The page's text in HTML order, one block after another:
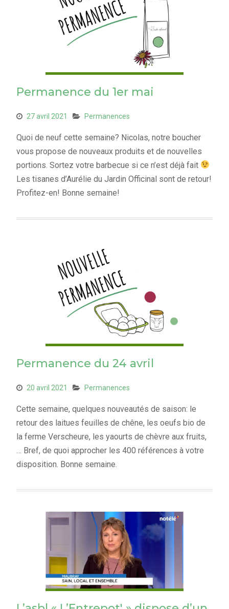
Permanence du 1er mai
27 avril 2021 Permanences
Quoi de neuf cette semaine? Nicolas, notre boucher
vous propose de nouveaux produits et de nouvelles
portions. Sortez votre barbecue si ce n’est déjà fait
Les tisanes d’Aurélie du Jardin Officinal sont de retour!
Profitez-en! Bonne semaine!
Permanence du 24 avril
20 avril 2021 Permanences
Cette semaine, quelques nouveautés de saison: le
retour des laitues feuilles de chêne, les oeufs bio de
la ferme Verscheure, les yaourts de chèvre aux fruits,
… Bref, de quoi approcher les 400 références à votre
disposition. Bonne semaine.